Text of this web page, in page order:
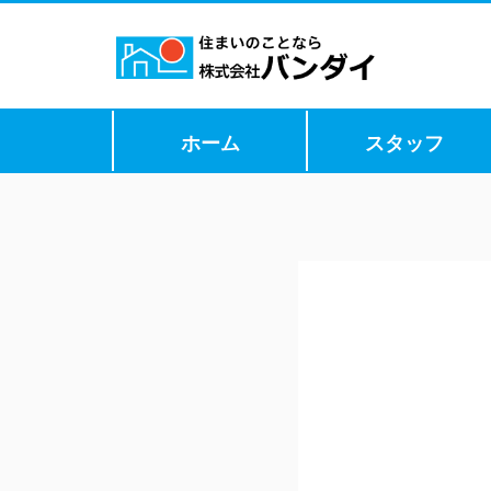
ホーム スタッフ